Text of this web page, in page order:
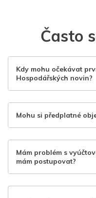
Často
Kdy mohu očekávat
Hospodářských novin?
Mohu si předplatné
Mám problém s
mám postupovat?